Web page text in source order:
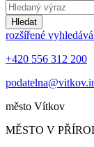
Hledat
rozšířené
+420 556 312 200
město Vítkov
MĚSTO V